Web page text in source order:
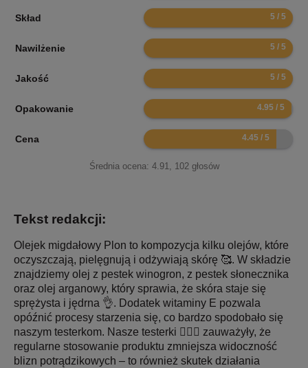
Skład 10
Nawilżenie 10
Jakość 10
Opakowanie 9.9
Cena 8.9
Średnia ocena: 4.91, 102głosów
Tekst redakcji:
Olejek migdałowy Plon to kompozycja kilku olejów, które
oczyszczają, pielęgnują i odżywiają skórę 🥰. W składzie
znajdziemy olej z pestek winogron, z pestek słonecznika
oraz olej arganowy, który sprawia, że skóra staje się
sprężysta i jędrna 👌. Dodatek witaminy E pozwala
opóźnić procesy starzenia się, co bardzo spodobało się
naszym testerkom. Nasze testerki 👱🏻‍♀️ zauważyły, że
regularne stosowanie produktu zmniejsza widoczność
blizn potrądzikowych – to również skutek działania